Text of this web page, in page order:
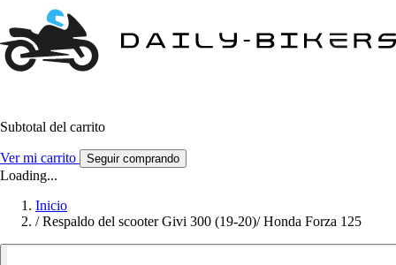
Subtotal del carrito
Ver mi carrito Seguir comprando
Loading...
Inicio
/ Respaldo del scooter Givi 300 (19-20)/ Honda Forza 125